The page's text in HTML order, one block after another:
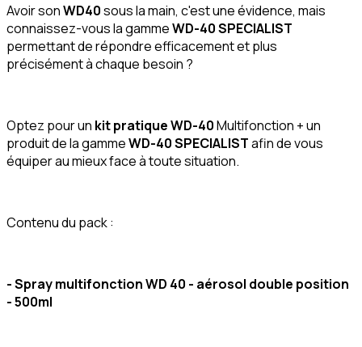
Avoir sonWD40sous la main, c'est une évidence, mais
connaissez-vous la gammeWD-40 SPECIALIST
permettant de répondre efficacement et plus
précisément à chaque besoin ?
Optez pour un kit pratique WD-40Multifonction + un
produit de la gammeWD-40 SPECIALISTafin de vous
équiper au mieux face à toute situation.
Contenu du pack :
- Spray multifonction WD 40 - aérosol double position
- 500ml